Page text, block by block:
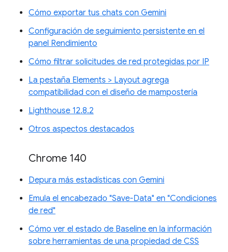
Cómo exportar tus chats con Gemini
Configuración de seguimiento persistente en el
panel Rendimiento
Cómo filtrar solicitudes de red protegidas por IP
La pestaña Elements > Layout agrega
compatibilidad con el diseño de mampostería
Lighthouse 12.8.2
Otros aspectos destacados
Chrome 140
Depura más estadísticas con Gemini
Emula el encabezado "Save-Data" en "Condiciones
de red"
Cómo ver el estado de Baseline en la información
sobre herramientas de una propiedad de CSS